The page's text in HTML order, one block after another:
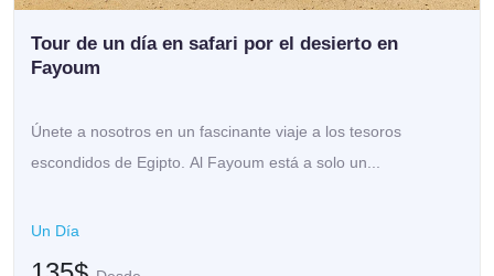
Tour de un día en safari por el desierto en
Fayoum
Únete a nosotros en un fascinante viaje a los tesoros
escondidos de Egipto. Al Fayoum está a solo un...
Un Día